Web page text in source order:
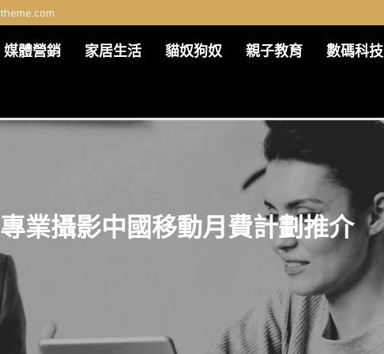
媒體營銷 家居生活 貓奴狗奴 親子教育 數碼科技
專業攝影中國移動月費計劃推介